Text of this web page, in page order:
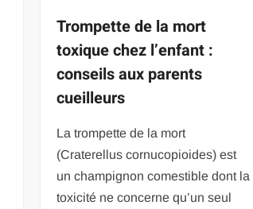
Trompette de la mort
toxique chez l’enfant :
conseils aux parents
cueilleurs
La trompette de la mort
(Craterellus cornucopioides) est
un champignon comestible dont la
toxicité ne concerne qu’un seul